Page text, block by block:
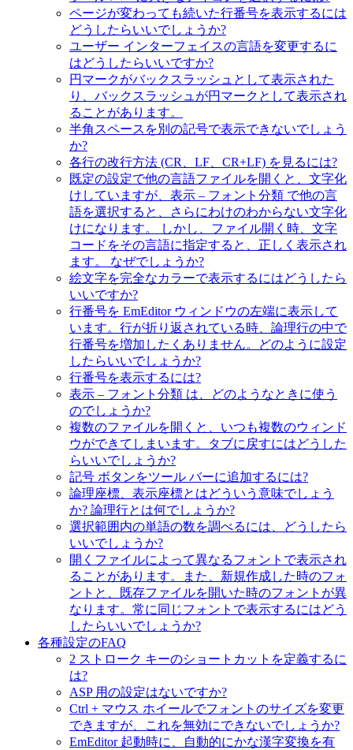
ページが変わっても続いた行番号を表示するには
どうしたらいいでしょうか?
ユーザー インターフェイスの言語を変更するに
はどうしたらいいですか?
円マークがバックスラッシュとして表示された
り、バックスラッシュが円マークとして表示され
ることがあります。
半角スペースを別の記号で表示できないでしょう
か?
各行の改行方法 (CR、LF、CR+LF) を見るには?
既定の設定で他の言語ファイルを開くと、文字化
けしていますが、表示 – フォント分類 で他の言
語を選択すると、さらにわけのわからない文字化
けになります。 しかし、ファイル開く時、文字
コードをその言語に指定すると、正しく表示され
ます。 なぜでしょうか?
絵文字を完全なカラーで表示するにはどうしたら
いいですか?
行番号を EmEditor ウィンドウの左端に表示して
います。行が折り返されている時、論理行の中で
行番号を増加したくありません。どのように設定
したらいいでしょうか?
行番号を表示するには?
表示 – フォント分類 は、どのようなときに使う
のでしょうか?
複数のファイルを開くと、いつも複数のウィンド
ウができてしまいます。タブに戻すにはどうした
らいいでしょうか?
記号 ボタンをツール バーに追加するには?
論理座標、表示座標とはどういう意味でしょう
か? 論理行とは何でしょうか?
選択範囲内の単語の数を調べるには、どうしたら
いいでしょうか?
開くファイルによって異なるフォントで表示され
ることがあります。また、新規作成した時のフォ
ントと、既存ファイルを開いた時のフォントが異
なります。常に同じフォントで表示するにはどう
したらいいでしょうか?
各種設定のFAQ
2 ストローク キーのショートカットを定義するに
は?
ASP 用の設定はないですか?
Ctrl + マウス ホイールでフォントのサイズを変更
できますが、これを無効にできないでしょうか?
EmEditor 起動時に、自動的にかな漢字変換を有